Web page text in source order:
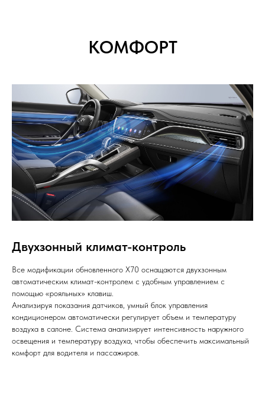
КОМФОРТ
Двухзонный климат-контроль
Все модификации обновленного X70 оснащаются двухзонным
автоматическим климат-контролем с удобным управлением с
помощью «рояльных» клавиш.
Анализируя показания датчиков, умный блок управления
кондиционером автоматически регулирует объем и температуру
воздуха в салоне. Система анализирует интенсивность наружного
освещения и температуру воздуха, чтобы обеспечить максимальный
комфорт для водителя и пассажиров.